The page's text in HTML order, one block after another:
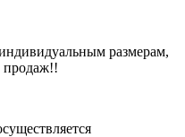
размерам,
продаж!!